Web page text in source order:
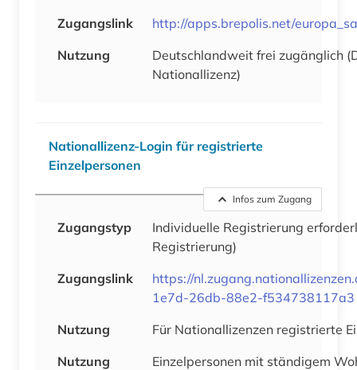
Zugangslink
http://apps.brepolis.net/
Nutzung
Deutschlandweit frei zugänglich
Nationallizenz)
Nationallizenz-Login für registrierte
Einzelpersonen
Infos zum Zugang
Zugangstyp
Individuelle Registrierung
Registrierung)
Zugangslink
https://
1e7d-26db-88e2-f534738117a3
Nutzung
Für Nationallizenzen registrierte
Nutzung
Einzelpersonen mit ständigem